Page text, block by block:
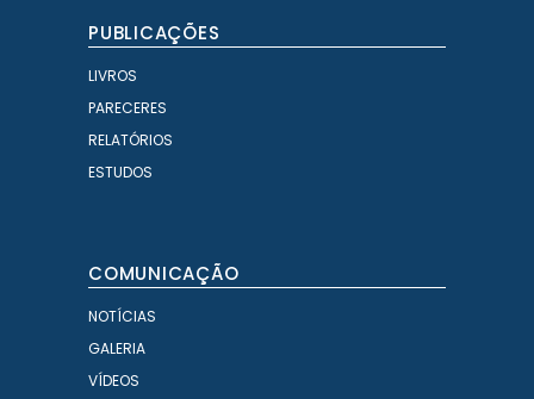
PUBLICAÇÕES
LIVROS
PARECERES
RELATÓRIOS
ESTUDOS
COMUNICAÇÃO
NOTÍCIAS
GALERIA
VÍDEOS